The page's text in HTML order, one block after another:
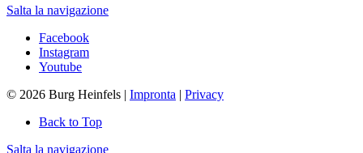
Salta la navigazione
Facebook
Instagram
Youtube
© 2026 Burg Heinfels | Impronta | Privacy
Back to Top
Salta la navigazione